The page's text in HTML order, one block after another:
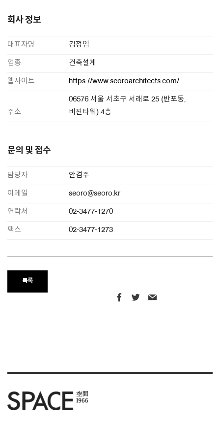
회사 정보
대표자명 김정임
업종 건축설계
웹사이트 https://www.seoroarchitects.com/
주소
06576 서울 서초구 서래로 25 (반포동,
비젼타워) 4층
문의 및 접수
담당자 안겸주
이메일 seoro@seoro.kr
연락처 02-3477-1270
팩스 02-3477-1273
목록